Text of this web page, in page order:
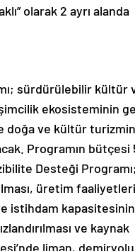
olarak 2 ayrı alanda
sürdürülebilir kültür
ekosisteminin
doğa ve kültür
Programın bütçesi
Desteği
üretim
kapasitesinin
ve kaynak
liman,